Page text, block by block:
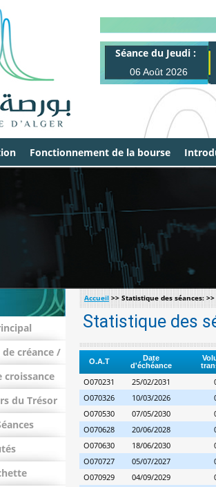
Séance du Jeudi :
06 Août 2026
Fonctionnement de la bourse
créance /
du Trésor
Accueil>> Statistique des séances: >>
Statistique des
O.A.T
Date
d'échéance
O070231 25/02/2031
O070326
10/03/2026
O070530
07/05/2030
O070628
20/06/2028
O070630
18/06/2030
O070727
05/07/2027
O070929
04/09/2029